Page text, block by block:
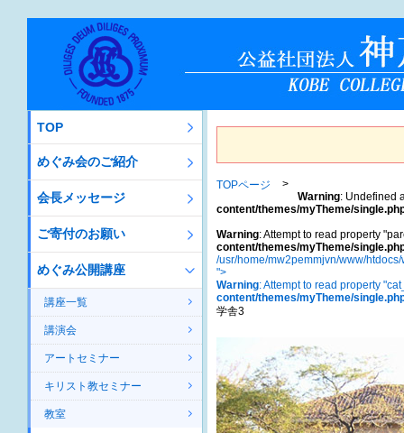
TOPページ
Warning: Undefined
content/themes/myTheme/
Warning: Attempt to read property
content/themes/myTheme/
/usr/home/mw2pemmjvn/www/
">
Warning: Attempt to read property
content/themes/myTheme/
学舎3
TOP
めぐみ会のご紹介
会長メッセージ
ご寄付のお願い
めぐみ公開講座
講座一覧
講演会
アートセミナー
キリスト教セミナー
教室